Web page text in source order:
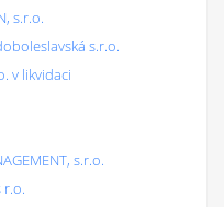
s.r.o.
s.r.o.
v likvidaci
s.r.o.
r.o.